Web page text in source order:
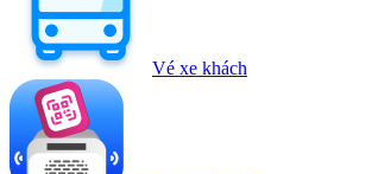
Vé xe khách